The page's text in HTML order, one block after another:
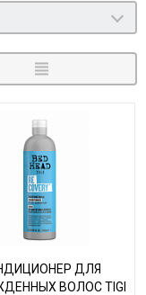
ДЛЯ
ВОЛОС TIGI